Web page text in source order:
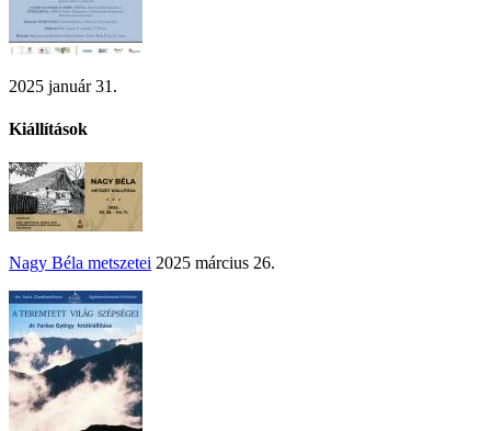
2025 január 31.
Kiállítások
Nagy Béla metszetei 2025 március 26.